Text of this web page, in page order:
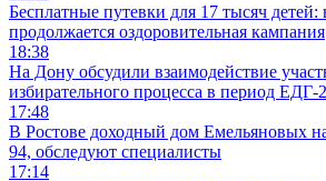
Бесплатные путевки для 17 тысяч детей:
продолжается оздоровительная кампания
18:38
На Дону обсудили взаимодействие
избирательного процесса в период ЕДГ-
17:48
В Ростове доходный дом Емельяновых
94, обследуют специалисты
17:14